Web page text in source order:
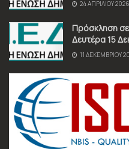
24 ΑΠΡΙΛΊΟΥ 2026
Πρόσκληση
Δευτέρα 15
11 ΔΕΚΕΜΒΡΊΟΥ